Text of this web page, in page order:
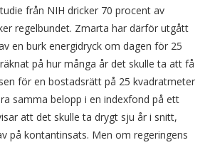
från NIH dricker 70 procent av
regelbundet. Zmarta har därför utgått
en burk energidryck om dagen för 25
på hur många år det skulle ta att få
för en bostadsrätt på 25 kvadratmeter
samma belopp i en indexfond på ett
att det skulle ta drygt sju år i snitt,
på kontantinsats. Men om regeringens